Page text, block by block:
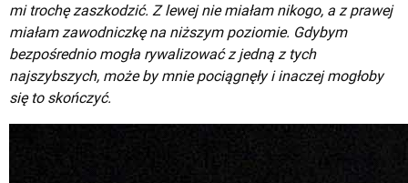
mi trochę zaszkodzić. Z lewej nie miałam nikogo, a z prawej
miałam zawodniczkę na niższym poziomie. Gdybym
bezpośrednio mogła rywalizować z jedną z tych
najszybszych, może by mnie pociągnęły i inaczej mogłoby
się to skończyć.